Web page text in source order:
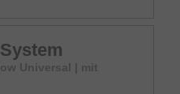
Universal | mit